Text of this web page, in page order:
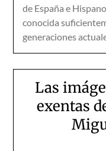
de España e
conocida
generaciones
Las
exentas